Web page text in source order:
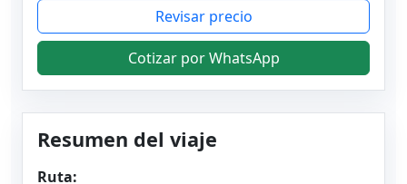
Resumen del viaje
Ruta:
Revisar precio
Cotizar por WhatsApp